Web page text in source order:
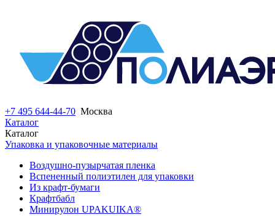
+7 495 644-44-70 Москва
Каталог
Каталог
Упаковка и упаковочные материалы
Воздушно-пузырчатая пленка
Вспененный полиэтилен для упаковки
Из крафт-бумаги
Крафтбабл
Минирулон UPAKUIKA®